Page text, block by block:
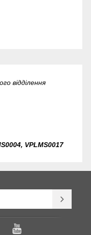
відділення
VPLMS0017